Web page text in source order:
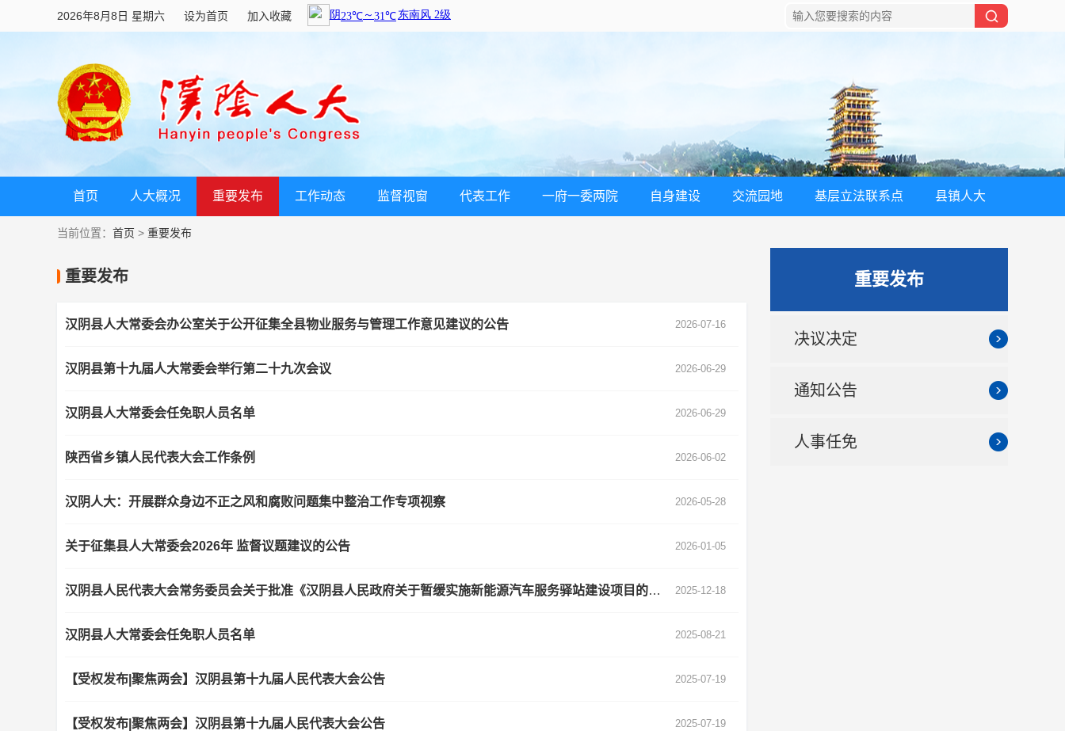
2026年8月8日 星期六 设为首页 加入收藏
首页 人大概况 重要发布 工作动态 监督视窗 代表工作 一府一委两院 自身建设 交流园地 基层立法联系点 县镇人大
当前位置： 首页 > 重要发布
重要发布
汉阴县人大常委会办公室关于公开征集全县物业服务与管理工作意见建议的公告 2026-07-16
汉阴县第十九届人大常委会举行第二十九次会议 2026-06-29
汉阴县人大常委会任免职人员名单 2026-06-29
陕西省乡镇人民代表大会工作条例 2026-06-02
汉阴人大：开展群众身边不正之风和腐败问题集中整治工作专项视察 2026-05-28
关于征集县人大常委会2026年 监督议题建议的公告 2026-01-05
汉阴县人民代表大会常务委员会关于批准《汉阴县人民政府关于暂缓实施新能源汽车服务驿站建设项目的议案》的决议 2025-12-18
汉阴县人大常委会任免职人员名单 2025-08-21
【受权发布|聚焦两会】汉阴县第十九届人民代表大会公告 2025-07-19
【受权发布|聚焦两会】汉阴县第十九届人民代表大会公告 2025-07-19
重要发布
决议决定
通知公告
人事任免